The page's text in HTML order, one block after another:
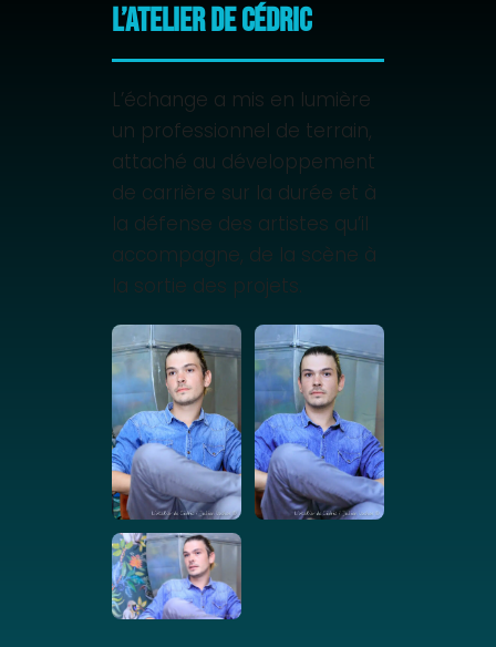
L’Atelier de Cédric
L’échange a mis en lumière
un professionnel de terrain,
attaché au développement
de carrière sur la durée et à
la défense des artistes qu’il
accompagne, de la scène à
la sortie des projets.